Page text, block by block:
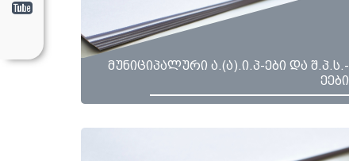
მუნიციპალური ა.(ა).ი.პ-ები და შ.პ.ს.-
ეები